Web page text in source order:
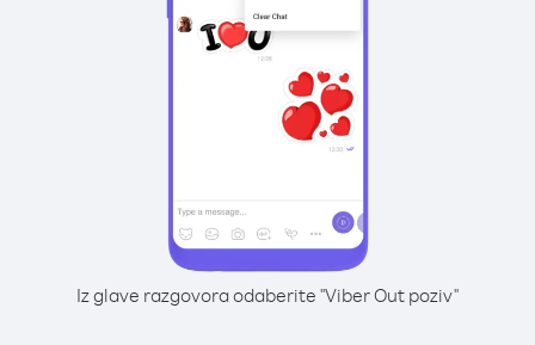
Iz glave razgovora odaberite "Viber Out poziv"